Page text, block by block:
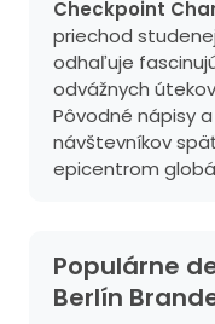
Checkpoint
priechod
odhaľuje
odvážnych
Pôvodné nápisy
návštevníkov
epicentrom
Populárne
Berlín